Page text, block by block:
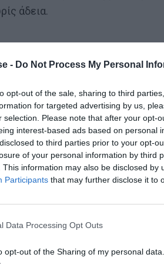
- Do Not Process My Personal
opt-out of the sale, sharing to third
for targeted advertising by us,
selection. Please note that after your opt-
interest-based ads based on personal
to third parties prior to your opt-
of your personal information by third
This information may also be disclosed by
Participants that may further disclose it to
Data Processing Opt Outs
opt-out of the Sharing of my personal data.
άδεια.
καθυστέρησης σε
που δεν γίνει η
κρίνει ότι επιχειρείται
Σε περίπτωση που
για την αντίπαλη ομάδα.